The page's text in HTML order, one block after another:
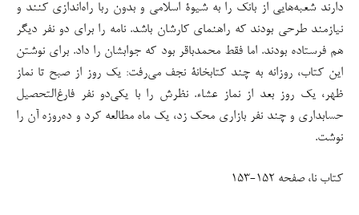
دارند شعبه‌هایی از بانک را به شیوۀ اسلامی و بدون ربا راه‌اندازی کنند و
نیازمند طرحی بودند که راهنمای کارشان باشد. نامه را برای دو نفر دیگر
هم فرستاده بودند. اما فقط محمدباقر بود که جوابشان را داد. برای نوشتن
این کتاب، روزانه به چند کتابخانۀ نجف می‌رفت: یک روز از صبح تا نماز
ظهر، یک روز بعد از نماز عشاء. نظرش را با یکی‌دو نفر فارغ‌التحصیل
حسابداری و چند نفر بازاری محک زد، یک ماه مطالعه کرد و ده‌روزه آن را
نوشت.
کتاب نا، صفحه ١۵٢-١۵٣